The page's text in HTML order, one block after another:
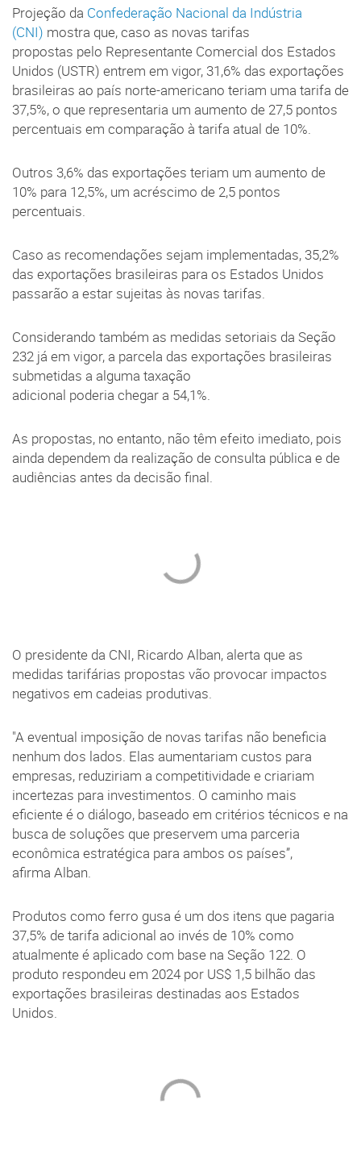
Projeção da Confederação Nacional da Indústria
(CNI) mostra que, caso as novas tarifas
propostas pelo Representante Comercial dos Estados
Unidos (USTR) entrem em vigor, 31,6% das exportações
brasileiras ao país norte-americano teriam uma tarifa de
37,5%, o que representaria um aumento de 27,5 pontos
percentuais em comparação à tarifa atual de 10%.
Outros 3,6% das exportações teriam um aumento de
10% para 12,5%, um acréscimo de 2,5 pontos
percentuais.
Caso as recomendações sejam implementadas, 35,2%
das exportações brasileiras para os Estados Unidos
passarão a estar sujeitas às novas tarifas.
Considerando também as medidas setoriais da Seção
232 já em vigor, a parcela das exportações brasileiras
submetidas a alguma taxação
adicional poderia chegar a 54,1%.
As propostas, no entanto, não têm efeito imediato, pois
ainda dependem da realização de consulta pública e de
audiências antes da decisão final.
O presidente da CNI, Ricardo Alban, alerta que as
medidas tarifárias propostas vão provocar impactos
negativos em cadeias produtivas.
"A eventual imposição de novas tarifas não beneficia
nenhum dos lados. Elas aumentariam custos para
empresas, reduziriam a competitividade e criariam
incertezas para investimentos. O caminho mais
eficiente é o diálogo, baseado em critérios técnicos e na
busca de soluções que preservem uma parceria
econômica estratégica para ambos os países”,
afirma Alban.
Produtos como ferro gusa é um dos itens que pagaria
37,5% de tarifa adicional ao invés de 10% como
atualmente é aplicado com base na Seção 122. O
produto respondeu em 2024 por US$ 1,5 bilhão das
exportações brasileiras destinadas aos Estados
Unidos.